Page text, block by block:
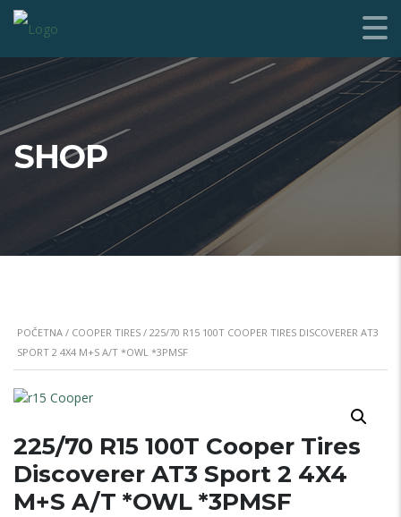
SHOP
POČETNA / COOPER TIRES / 225/70 R15 100T COOPER TIRES DISCOVERER AT3
SPORT 2 4X4 M+S A/T *OWL *3PMSF
225/70 R15 100T Cooper Tires
Discoverer AT3 Sport 2 4X4
M+S A/T *OWL *3PMSF